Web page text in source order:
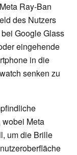
Ray-Ban
des Nutzers
Google Glass
eingehende
in die
senken zu
wobei Meta
um die Brille